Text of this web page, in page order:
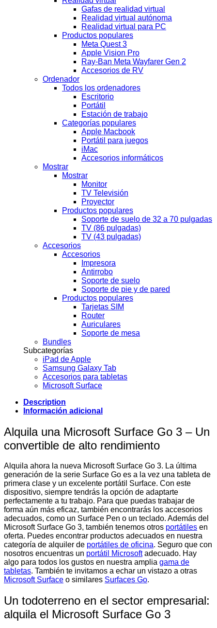
Gafas de realidad virtual
Realidad virtual autónoma
Realidad virtual para PC
Productos populares
Meta Quest 3
Apple Vision Pro
Ray-Ban Meta Wayfarer Gen 2
Accesorios de RV
Ordenador
Todos los ordenadores
Escritorio
Portátil
Estación de trabajo
Categorías populares
Apple Macbook
Portátil para juegos
iMac
Accesorios informáticos
Mostrar
Mostrar
Monitor
TV Televisión
Proyector
Productos populares
Soporte de suelo de 32 a 70 pulgadas
TV (86 pulgadas)
TV (43 pulgadas)
Accesorios
Accesorios
Impresora
Antirrobo
Soporte de suelo
Soporte de pie y de pared
Productos populares
Tarjetas SIM
Router
Auriculares
Soporte de mesa
Bundles
Subcategorías
iPad de Apple
Samsung Galaxy Tab
Accesorios para tabletas
Microsoft Surface
Description
Información adicional
Alquila una Microsoft Surface Go 3 – Un
convertible de alto rendimiento
Alquila ahora la nueva Microsoft Surface Go 3. La última
generación de la serie Surface Go es a la vez una tableta de
primera clase y un excelente portátil Surface. Con este
dispositivo, siempre tendrás la opción de adaptarte
perfectamente a tu trabajo. Para que puedas trabajar de
forma aún más eficaz, también encontrarás los accesorios
adecuados, como un Surface Pen o un teclado. Además del
Microsoft Surface Go 3, también tenemos otros portátiles en
oferta. Puedes encontrar productos adecuados en nuestra
categoría de alquiler de portátiles de oficina. Seguro que con
nosotros encuentras un portátil Microsoftadecuado. Hay
algo para todos los gustos en nuestra amplia gama de
tabletas. También te invitamos a echar un vistazo a otras
Microsoft Surface o similares Surfaces Go.
Un todoterreno en el sector empresarial:
alquila el Microsoft Surface Go 3